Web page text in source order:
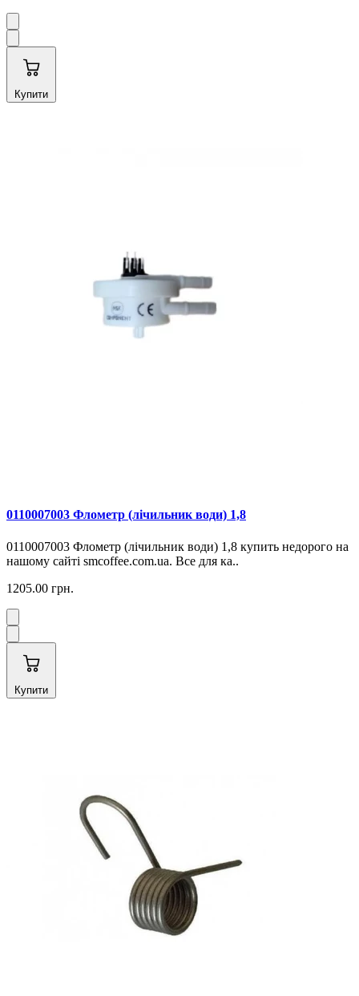
Купити
0110007003 Флометр (лічильник води) 1,8
0110007003 Флометр (лічильник води) 1,8 купить недорого на
нашому сайті smcoffee.com.ua. Все для ка..
1205.00 грн.
Купити